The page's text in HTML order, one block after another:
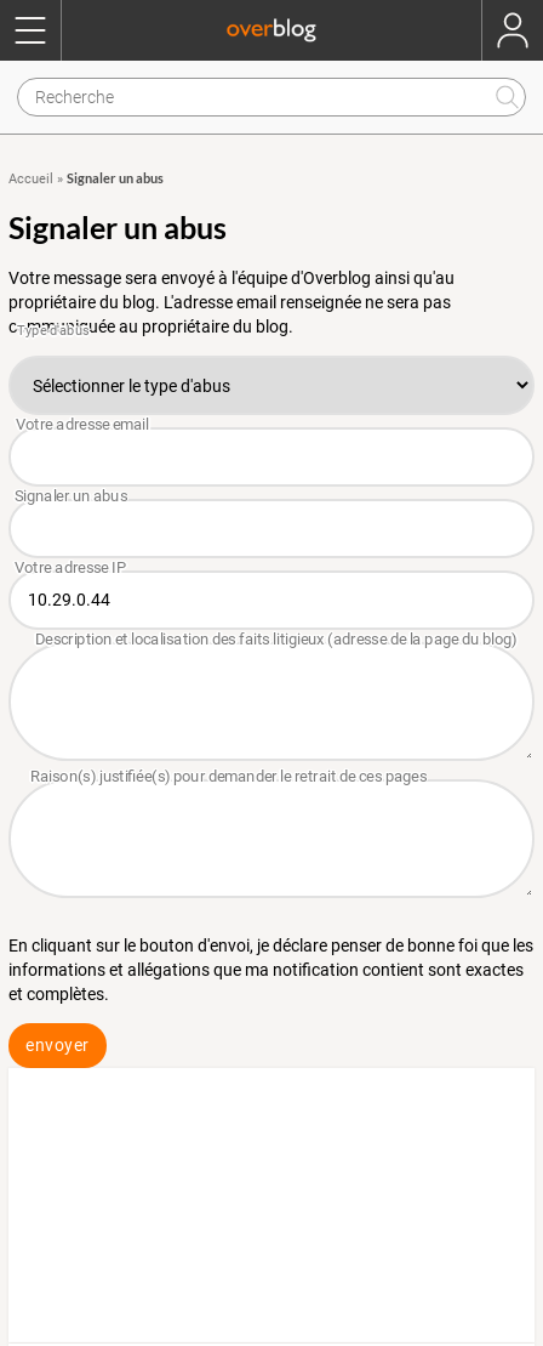
Accueil » Signaler un abus
Signaler un abus
Votre message sera envoyé à l'équipe d'Overblog ainsi qu'au
propriétaire du blog. L'adresse email renseignée ne sera pas
communiquée au propriétaire du blog.
En cliquant sur le bouton d'envoi, je déclare penser de bonne foi que les
informations et allégations que ma notification contient sont exactes
et complètes.
envoyer